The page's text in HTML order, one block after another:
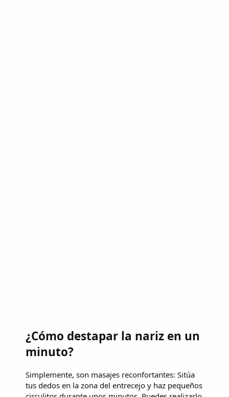
¿Cómo destapar la nariz en un
minuto?
Simplemente, son masajes reconfortantes: Sitúa
tus dedos en la zona del entrecejo y haz pequeños